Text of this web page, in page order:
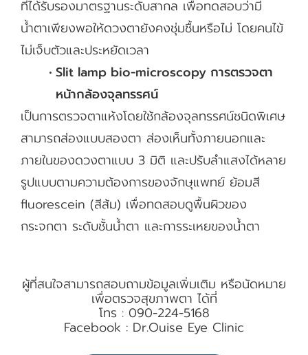
ที่ได้รับรองมาตรฐานระดับสากล เพื่อทดสอบว่ามี
น้ำตาเพียงพอให้ดวงตายังคงชุ่มชื้นหรือไม่ โดยคนไข้
ไม่เจ็บตัวและประหยัดเวลา
Slit lamp bio-microscopy การตรวจตา
หน้ากล้องจุลทรรศน์
เป็นการตรวจตาแห้งโดยใช้กล้องจุลทรรศน์ชนิดพิเศษ
สามารถส่องแบบสองตา ส่องเห็นทั้งภายนอกและ
ภายในของดวงตาแบบ 3 มิติ และปรับลำแสงได้หลาย
รูปแบบตามความต้องการของจักษุแพทย์ ย้อมสี
fluorescein (สีส้ม) เพื่อทดสอบดูพื้นผิวของ
กระจกตา ระดับชั้นน้ำตา และการระเหยของน้ำตา
ผู้ที่สนใจสามารถสอบถามข้อมูลเพิ่มเติม หรือนัดหมาย
เพื่อตรวจสุขภาพตา ได้ที่
โทร : 090-224-5168
Facebook : Dr.Ouise Eye Clinic